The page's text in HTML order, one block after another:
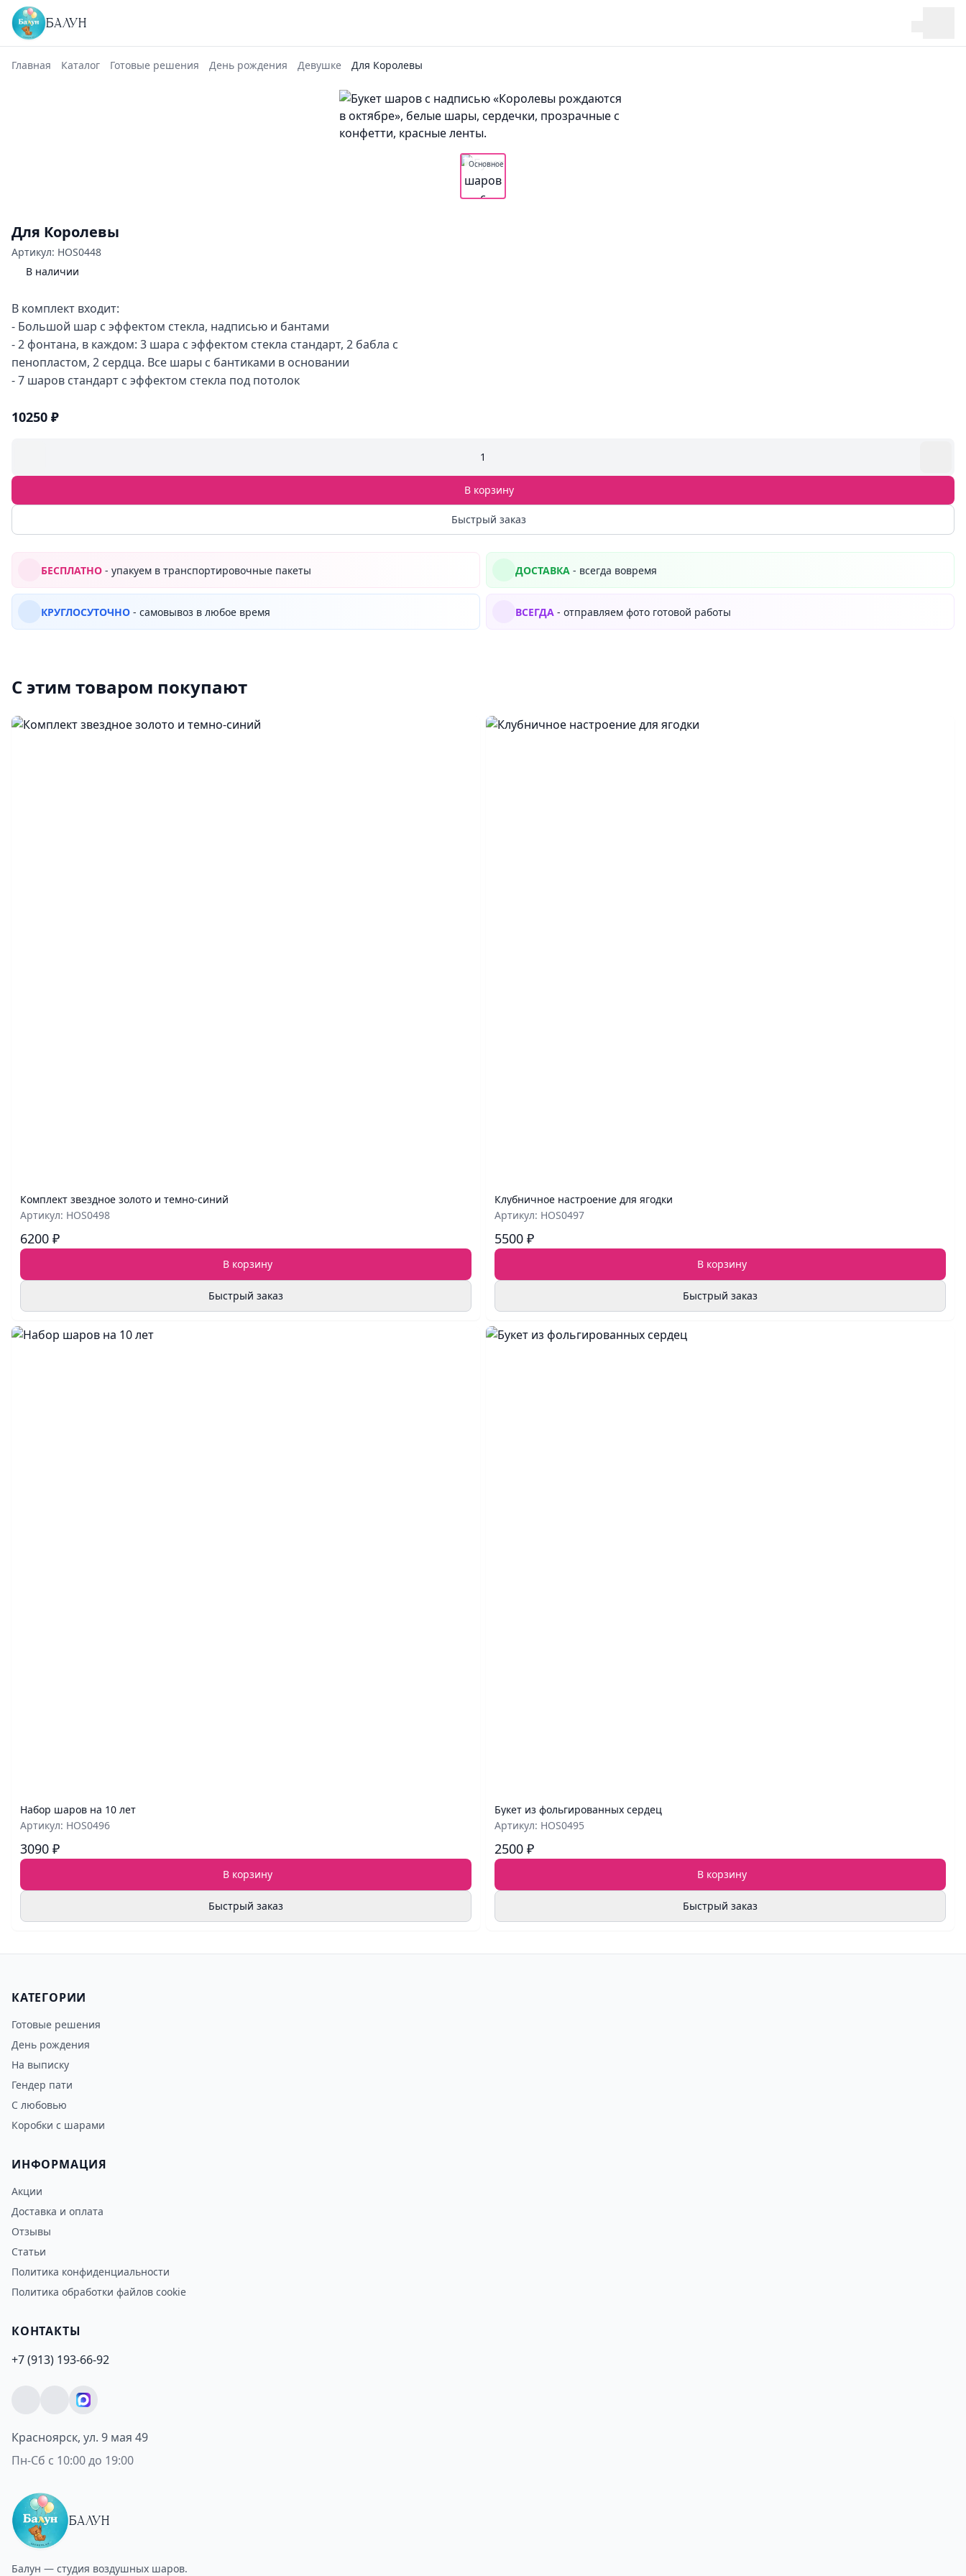
БАЛУН
Главная Каталог Готовые решения День рождения Девушке Для Королевы
Основное
Для Королевы
Артикул: HOS0448
В наличии
В комплект входит:
- Большой шар с эффектом стекла, надписью и бантами
- 2 фонтана, в каждом: 3 шара с эффектом стекла стандарт, 2 бабла с
пенопластом, 2 сердца. Все шары с бантиками в основании
- 7 шаров стандарт с эффектом стекла под потолок
10250 ₽
1
В корзину
Быстрый заказ
БЕСПЛАТНО - упакуем в транспортировочные пакеты ДОСТАВКА - всегда вовремя
КРУГЛОСУТОЧНО - самовывоз в любое время ВСЕГДА - отправляем фото готовой работы
С этим товаром покупают
Комплект звездное золото и темно-синий
Артикул: HOS0498
6200 ₽
В корзину
Быстрый заказ
Клубничное настроение для ягодки
Артикул: HOS0497
5500 ₽
В корзину
Быстрый заказ
Набор шаров на 10 лет
Артикул: HOS0496
3090 ₽
В корзину
Быстрый заказ
Букет из фольгированных сердец
Артикул: HOS0495
2500 ₽
В корзину
Быстрый заказ
КАТЕГОРИИ
Готовые решения
День рождения
На выписку
Гендер пати
С любовью
Коробки с шарами
ИНФОРМАЦИЯ
Акции
Доставка и оплата
Отзывы
Статьи
Политика конфиденциальности
Политика обработки файлов cookie
КОНТАКТЫ
+7 (913) 193-66-92
Красноярск, ул. 9 мая 49
Пн-Сб с 10:00 до 19:00
БАЛУН
Балун — студия воздушных шаров.